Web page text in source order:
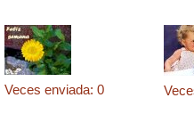
Veces enviada: 0